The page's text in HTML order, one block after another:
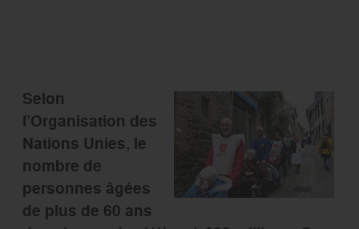
Selon
l’Organisation des
Nations Unies, le
nombre de
personnes âgées
de plus de 60 ans